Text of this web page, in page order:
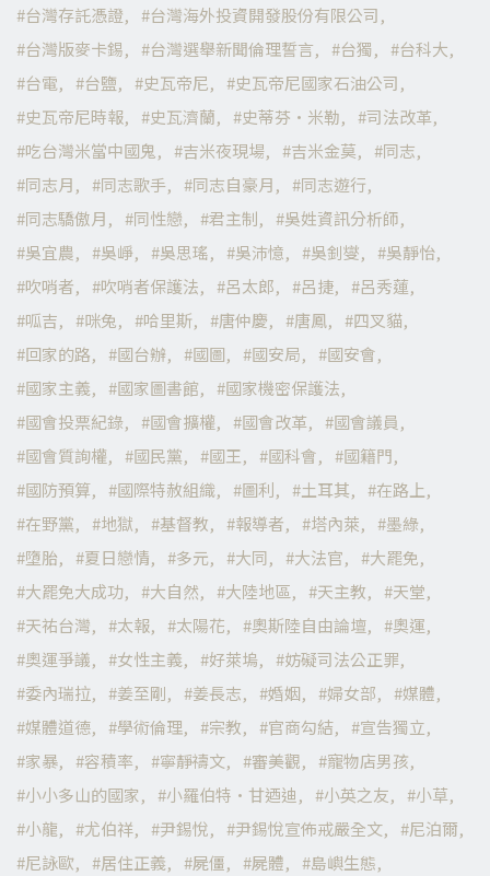
台灣存託憑證
台灣海外投資開發股份有限公司
台灣版麥卡錫
台灣選舉新聞倫理誓言 台獨
台科大
台電
台鹽 史瓦帝尼
史瓦帝尼國家石油公司
史瓦帝尼時報
史瓦濟蘭 史蒂芬·米勒
司法改革
吃台灣米當中國鬼
吉米夜現場 吉米金莫
同志
同志月
同志歌手 同志自豪月
同志遊行
同志驕傲月
同性戀 君主制
吳姓資訊分析師
吳宜農
吳崢 吳思瑤 吳沛憶 吳釗燮
吳靜怡
吹哨者
吹哨者保護法 呂太郎 呂捷
呂秀蓮
呱吉
咪兔 哈里斯 唐仲慶 唐鳳
四叉貓
回家的路
國台辦 國圖 國安局
國安會
國家主義
國家圖書館
國家機密保護法
國會投票紀錄
國會擴權 國會改革
國會議員
國會質詢權
國民黨 國王 國科會
國籍門
國防預算
國際特赦組織 圖利 土耳其
在路上
在野黨
地獄 基督教 報導者 塔內萊
墨綠
墮胎
夏日戀情 多元 大同 大法官
大罷免
大罷免大成功
大自然 大陸地區 天主教
天堂
天祐台灣
太報 太陽花 奧斯陸自由論壇
奧運
奧運爭議
女性主義 好萊塢
妨礙司法公正罪
委內瑞拉
姜至剛 姜長志 婚姻 婦女部
媒體
媒體道德
學術倫理 宗教 官商勾結
宣告獨立
家暴
容積率 寧靜禱文 審美觀
寵物店男孩
小小多山的國家
小羅伯特·甘迺迪 小英之友
小草
小龍
尤伯祥 尹錫悅 尹錫悅宣佈戒嚴全文
尼泊爾
尼詠歐
居住正義 屍僵 屍體 島嶼生態